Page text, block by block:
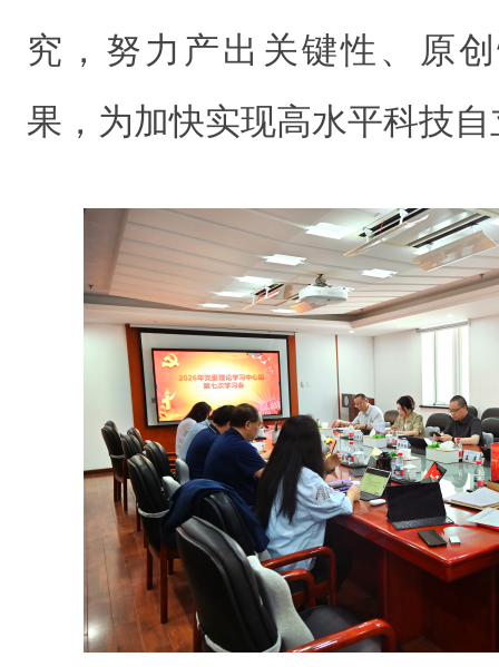
究，努力产出关键性、原
果，为加快实现高水平科技